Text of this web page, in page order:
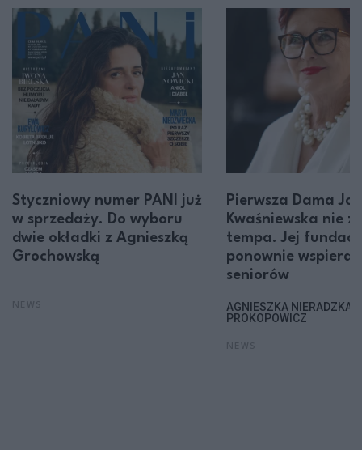
Styczniowy numer PANI już
w sprzedaży. Do wyboru
dwie okładki z Agnieszką
Grochowską
Pierwsza Dama
Kwaśniewska nie
tempa. Jej
ponownie wspiera
seniorów
AGNIESZKA NIERADZKA-
PROKOPOWICZ